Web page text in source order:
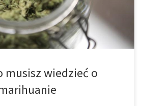
swoje zastosowanie. Niektórymi z nich
musisz wiedzieć o